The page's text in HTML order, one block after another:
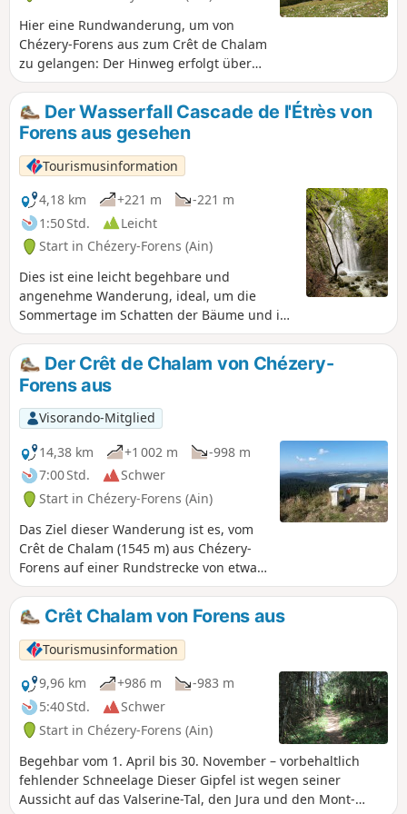
Hier eine Rundwanderung, um von
Chézery-Forens aus zum Crêt de Chalam
zu gelangen: Der Hinweg erfolgt über
eine wenig bekannte Route über die
Montagne des Moines (Sie werden kaum
Menschen begegnen). Der Rückweg
erfolgt über die „klassische” Route.
Der Wasserfall Cascade de l'Étrès von
Forens aus gesehen
Tourismusinformation
4,18 km
+221 m
-221 m
1:50 Std.
Leicht
Start in Chézery-Forens (Ain)
Dies ist eine leicht begehbare und
angenehme Wanderung, ideal, um die
Sommertage im Schatten der Bäume und im
Rhythmus eines erfrischenden Baches zu
genießen. Der Weg führt durch eine ruhige,
grüne Umgebung und bringt Sie zum
Wasserfall Cascade de l'Etrès, der sich
unauffällig in die Landschaft einfügt. Eine
wohlverdiente Erfrischungspause. Ein
einfacher, erholsamer Ausflug in die Natur,
den Sie mit der ganzen Familie genießen
können.
Der Crêt de Chalam von Chézery-
Forens aus
Visorando-Mitglied
14,38 km
+1 002 m
-998 m
7:00 Std.
Schwer
Start in Chézery-Forens (Ain)
Das Ziel dieser Wanderung ist es, vom
Crêt de Chalam (1545 m) aus Chézery-
Forens auf einer Rundstrecke von etwa
14 km zu erreichen. Der Aufstieg zum
Gipfel erfolgt über einen etwas steilen
Weg, der Rückweg ist leichter, aber
länger.
Crêt Chalam von Forens aus
Tourismusinformation
9,96 km
+986 m
-983 m
5:40 Std.
Schwer
Start in Chézery-Forens (Ain)
Begehbar vom 1. April bis 30. November – vorbehaltlich
fehlender Schneelage Dieser Gipfel ist wegen seiner
Aussicht auf das Valserine-Tal, den Jura und den Mont-